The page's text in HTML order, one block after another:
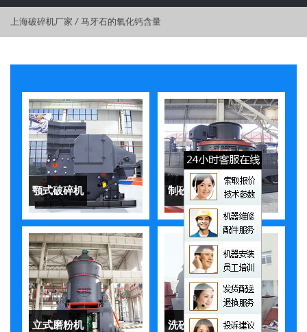
上海破碎机厂家 / 马牙石的氧化钙含量
颚式破碎机 制砂机
立式磨粉机 洗砂机